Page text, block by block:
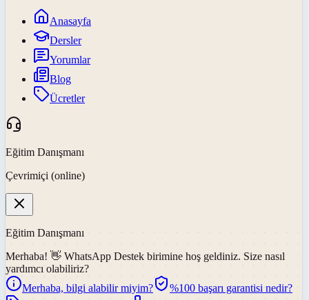
Anasayfa
Dersler
Yorumlar
Blog
Ücretler
Eğitim Danışmanı
Çevrimiçi (online)
Eğitim Danışmanı
Merhaba! 👋 WhatsApp Destek birimine hoş geldiniz. Size nasıl
yardımcı olabiliriz?
Merhaba, bilgi alabilir miyim?
%100 başarı garantisi nedir?